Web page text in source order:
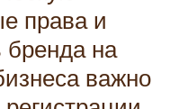
права и
на
важно